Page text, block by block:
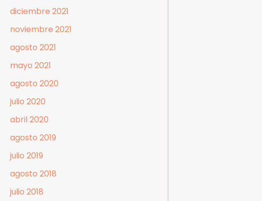
diciembre 2021
noviembre 2021
agosto 2021
mayo 2021
agosto 2020
julio 2020
abril 2020
agosto 2019
julio 2019
agosto 2018
julio 2018